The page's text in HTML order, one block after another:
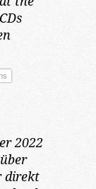
2022
direkt